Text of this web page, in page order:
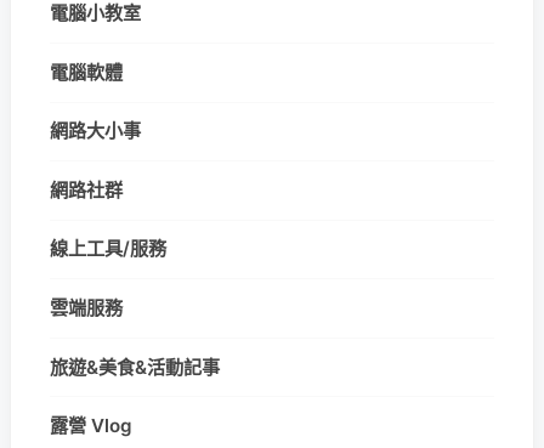
電腦小教室
電腦軟體
網路大小事
網路社群
線上工具/服務
雲端服務
旅遊&美食&活動記事
露營 Vlog